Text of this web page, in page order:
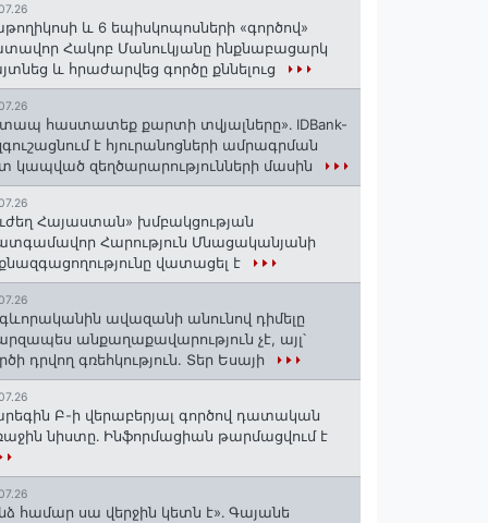
և 6 եպիսկոպոսների «գործով»
Հակոբ Մանուկյանը ինքնաբացարկ
և հրաժարվեց գործը քննելուց
հաստատեք քարտի տվյալները»․ IDBank-
է հյուրանոցների ամրագրման
կապված զեղծարարությունների մասին
Հայաստան» խմբակցության
Հարություն Մնացականյանի
վատացել է
ավազանի անունով դիմելը
անքաղաքավարություն չէ, այլ՝
դրվող գռեհկություն. Տեր Եսայի
Բ-ի վերաբերյալ գործով դատական
նիստը․ Ինֆորմացիան թարմացվում է
համար սա վերջին կետն է»․ Գայանե